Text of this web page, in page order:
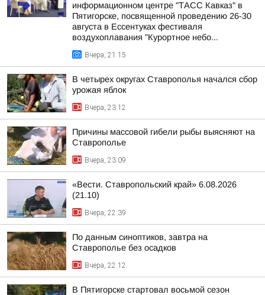
информационном центре "ТАСС Кавказ" в
Пятигорске, посвященной проведению 26-30
августа в Ессентуках фестиваля
воздухоплавания "Курортное небо...
Вчера, 21:15
В четырех округах Ставрополья начался сбор
урожая яблок
Вчера, 23:12
Причины массовой гибели рыбы выясняют на
Ставрополье
Вчера, 23:09
«Вести. Ставропольский край» 6.08.2026
(21.10)
Вчера, 22:39
По данным синоптиков, завтра на
Ставрополье без осадков
Вчера, 22:12
В Пятигорске стартовал восьмой сезон